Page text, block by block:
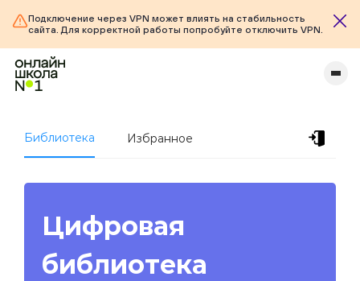
Подключение через VPN может влиять на стабильность
сайта. Для корректной работы попробуйте отключить VPN.
Библиотека Избранное
Цифровая
библиотека